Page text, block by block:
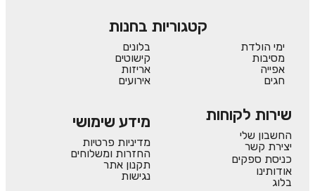
קטגוריות בחנות
ימי הולדת
מסיבות
אפייה
חגים
בלונים
קישוטים
אריזות
אירועים
שירות לקוחות
החשבון שלי
יצירת קשר
כניסת ספקים
אודותינו
בלוג
מידע שימושי
מדיניות פרטיות
החזרות ומשלוחים
תקנון אתר
נגישות